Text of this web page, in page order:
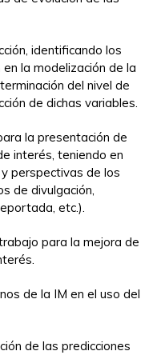
identificando los
la modelización de la
del nivel de
de dichas variables.
la presentación de
interés, teniendo en
perspectivas de los
de divulgación,
etc.).
para la mejora de
de la IM en el uso del
de las predicciones